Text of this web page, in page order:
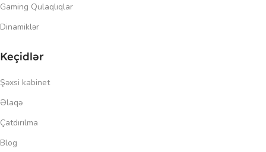
Gaming Qulaqlıqlar
Dinamiklər
Keçidlər
Şəxsi kabinet
Əlaqə
Çatdırılma
Blog